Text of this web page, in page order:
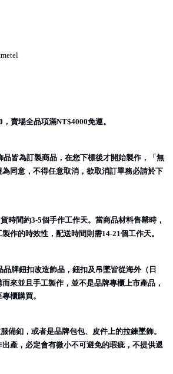
，賣場全品項滿NT$4000免運。
品皆為訂製商品，在您下標後才開始製作，「無
同意，不得任意取消，欲取消訂單務必請於下
時間約3-5個手作工作天。當商品材料售罄時，
作的時效性，配送時間則需14-21個工作天。
品牌鈕扣改造飾品，鈕扣及吊墜皆從海外（日
來並且手工製作，並不是品牌專櫃上市產品，
櫃購買。
備釦，或者是品牌包包、皮件上的拉鍊墜飾。
產，必定會有微小不可避免的瑕疵，不提供退